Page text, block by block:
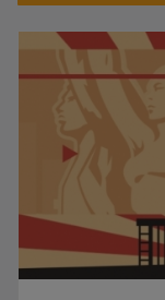
CRISTINA